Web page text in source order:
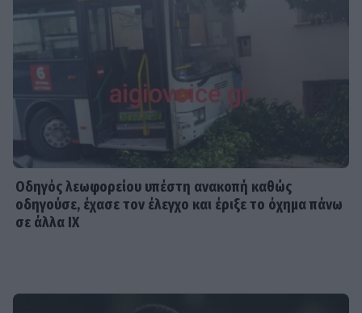
Οδηγός λεωφορείου υπέστη ανακοπή καθώς
οδηγούσε, έχασε τον έλεγχο και έριξε το όχημα πάνω
σε άλλα ΙΧ